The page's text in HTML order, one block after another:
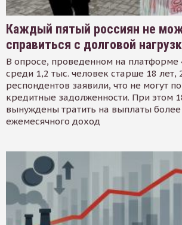
Каждый пятый россиян не
справиться с долговой
В опросе, проведенном на платформе
среди 1,2 тыс. человек старше 18 лет,
респондентов заявили, что не могут
кредитные задолженности. При этом
вынуждены тратить на выплаты
ежемесячного доход